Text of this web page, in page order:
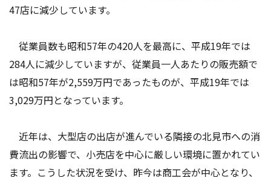
47店に減少しています。
従業員数も昭和57年の420人を最高に、平成19年では
284人に減少していますが、従業員一人あたりの販売額で
は昭和57年が2,559万円であったものが、平成19年では
3,029万円となっています。
近年は、大型店の出店が進んでいる隣接の北見市への消
費流出の影響で、小売店を中心に厳しい環境に置かれてい
ます。こうした状況を受け、昨今は商工会が中心となり、